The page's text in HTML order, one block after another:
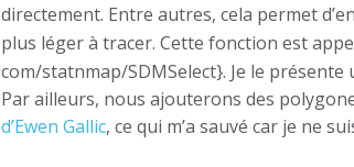
directement. Entre autres, cela permet
plus léger à tracer. Cette fonction est
com/statnmap/SDMSelect}. Je le présente
Par ailleurs, nous ajouterons des
d’Ewen Gallic, ce qui m’a sauvé car je ne